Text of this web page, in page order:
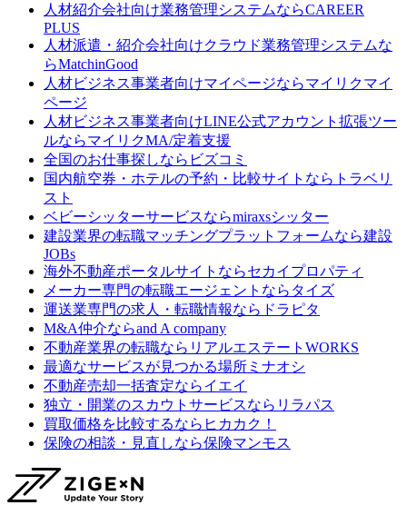
人材紹介会社向け業務管理システムならCAREER
PLUS
人材派遣・紹介会社向けクラウド業務管理システムな
らMatchinGood
人材ビジネス事業者向けマイページならマイリクマイ
ページ
人材ビジネス事業者向けLINE公式アカウント拡張ツー
ルならマイリクMA/定着支援
全国のお仕事探しなら ビズコミ
国内航空券・ホテルの予約・比較サイトなら トラベリ
スト
ベビーシッターサービスならmiraxsシッター
建設業界の転職マッチングプラットフォームなら建設
JOBs
海外不動産ポータルサイトならセカイプロパティ
メーカー専門の転職エージェントなら タイズ
運送業専門の求人・転職情報なら ドラピタ
M&A仲介ならand A company
不動産業界の転職なら リアルエステートWORKS
最適なサービスが見つかる場所 ミナオシ
不動産売却一括査定ならイエイ
独立・開業のスカウトサービスなら リラパス
買取価格を比較するなら ヒカカク！
保険の相談・見直しなら保険マンモス